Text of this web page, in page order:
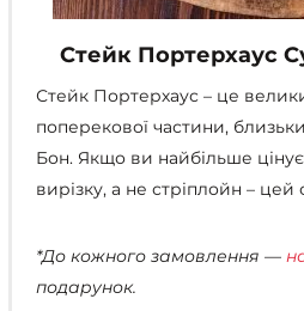
Стейк Портерхаус
Стейк Портерхаус – це
поперекової частини,
Бон. Якщо ви найбільше
вирізку, а не стріплойн – цей
*До кожного замовлення —
подарунок.